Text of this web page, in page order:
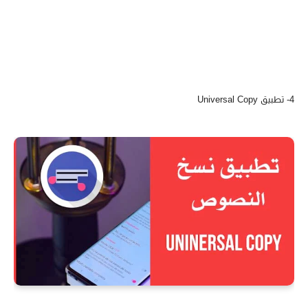
4- تطبيق Universal Copy